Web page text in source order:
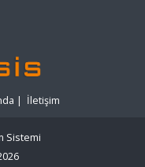
| İletişim
Sistemi